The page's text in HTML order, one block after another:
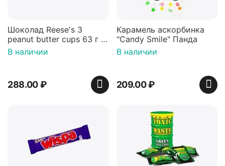
Шоколад Reese's 3
peanut butter cups 63 г с
арахисовой пастой
В наличии
288.00₽
Карамель аскорбинка
"Candy Smile" Панда
В наличии
209.00₽